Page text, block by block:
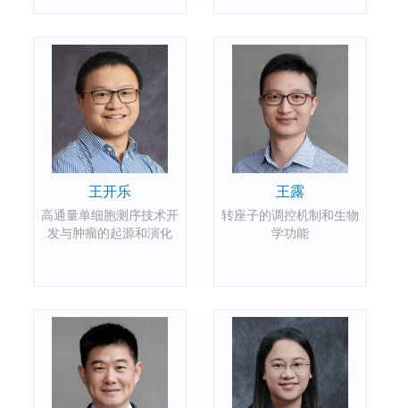
王开乐
高通量单细胞测序技术开
发与肿瘤的起源和演化
王露
转座子的调控机制和生物
学功能